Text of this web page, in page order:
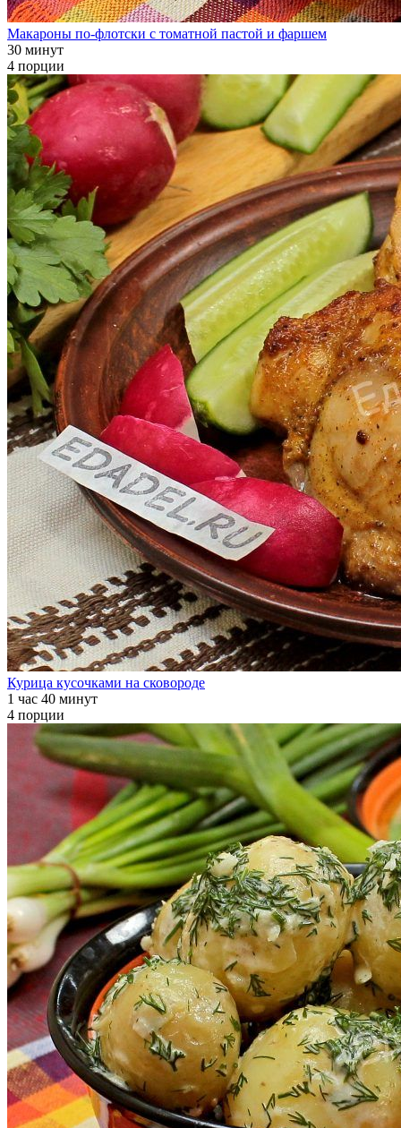
Макароны по-флотски с томатной пастой и фаршем
30 минут
4 порции
Курица кусочками на сковороде
1 час 40 минут
4 порции